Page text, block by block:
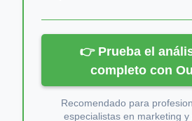
👉 Prueba el
completo con
Recomendado para
especialistas en marketing